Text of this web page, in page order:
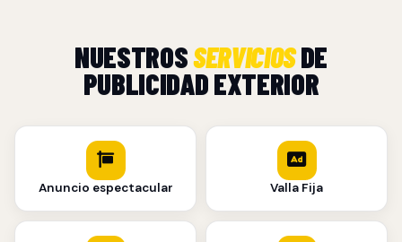
NUESTROSSERVICIOSDE
PUBLICIDAD EXTERIOR
Anuncio espectacular Valla Fija